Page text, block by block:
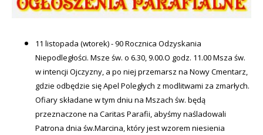
11 listopada (wtorek) - 90 Rocznica Odzyskania
Niepodległości. Msze św. o 6.30, 9.00.O godz. 11.00 Msza św.
w intencji Ojczyzny, a po niej przemarsz na Nowy Cmentarz,
gdzie odbędzie się Apel Poległych z modlitwami za zmarłych.
Ofiary składane w tym dniu na Mszach św. będą
przeznaczone na Caritas Parafii, abyśmy naśladowali
Patrona dnia św.Marcina, który jest wzorem niesienia